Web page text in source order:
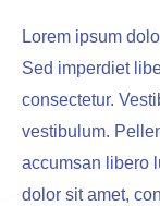
Lorem ipsum
Sed imperdiet
consectetur.
vestibulum.
accumsan libero
dolor sit amet,